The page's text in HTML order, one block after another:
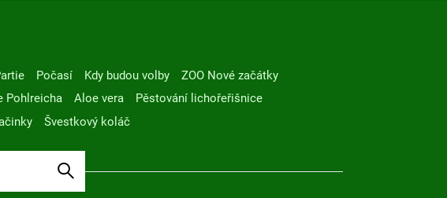
Počasí Kdy budou volby
ZOO Nové začátky
Pohlreicha Aloe vera
Pěstování lichořeřišnice
Švestkový koláč